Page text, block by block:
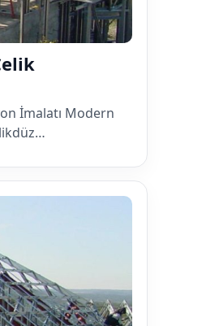
İmalatı Modern